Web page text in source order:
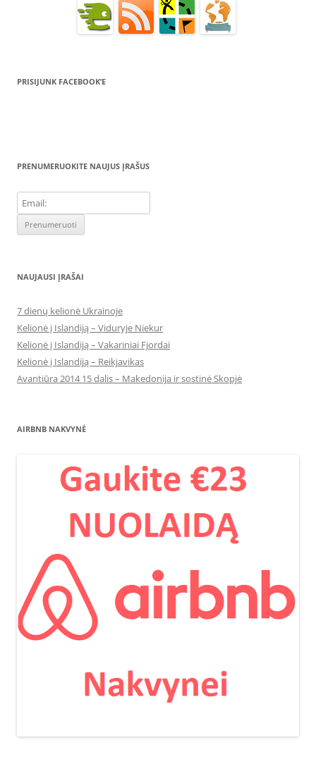
PRISIJUNK FACEBOOK’E
PRENUMERUOKITE NAUJUS ĮRAŠUS
NAUJAUSI ĮRAŠAI
7 dienų kelionė Ukrainoje
Kelionė į Islandiją – Viduryje Niekur
Kelionė į Islandiją – Vakariniai Fjordai
Kelionė į Islandiją – Reikjavikas
Avantiūra 2014 15 dalis – Makedonija ir sostinė Skopjė
AIRBNB NAKVYNĖ